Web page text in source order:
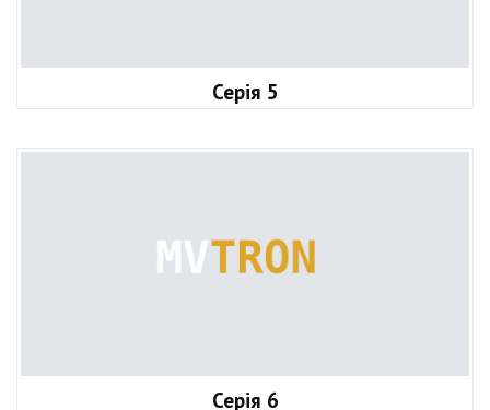
Серія 5
Серія 6